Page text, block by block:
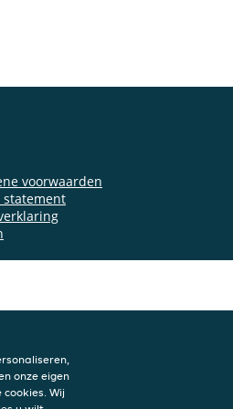
voorwaarden
statement
onze eigen
Wij